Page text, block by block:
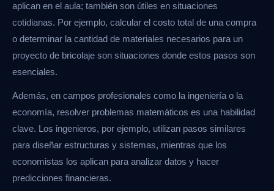
aplican en el aula; también son útiles en situaciones
cotidianas. Por ejemplo, calcular el costo total de una compra
o determinar la cantidad de materiales necesarios para un
proyecto de bricolaje son situaciones donde estos pasos son
esenciales.
Además, en campos profesionales como la ingeniería o la
economía, resolver problemas matemáticos es una habilidad
clave. Los ingenieros, por ejemplo, utilizan pasos similares
para diseñar estructuras y sistemas, mientras que los
economistas los aplican para analizar datos y hacer
predicciones financieras.